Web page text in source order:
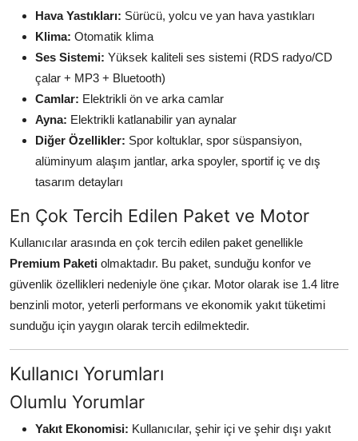
Hava Yastıkları: Sürücü, yolcu ve yan hava yastıkları
Klima: Otomatik klima
Ses Sistemi: Yüksek kaliteli ses sistemi (RDS radyo/CD
çalar + MP3 + Bluetooth)
Camlar: Elektrikli ön ve arka camlar
Ayna: Elektrikli katlanabilir yan aynalar
Diğer Özellikler: Spor koltuklar, spor süspansiyon,
alüminyum alaşım jantlar, arka spoyler, sportif iç ve dış
tasarım detayları
En Çok Tercih Edilen Paket ve Motor
Kullanıcılar arasında en çok tercih edilen paket genellikle
Premium Paketi olmaktadır. Bu paket, sunduğu konfor ve
güvenlik özellikleri nedeniyle öne çıkar. Motor olarak ise 1.4 litre
benzinli motor, yeterli performans ve ekonomik yakıt tüketimi
sunduğu için yaygın olarak tercih edilmektedir.
Kullanıcı Yorumları
Olumlu Yorumlar
Yakıt Ekonomisi: Kullanıcılar, şehir içi ve şehir dışı yakıt